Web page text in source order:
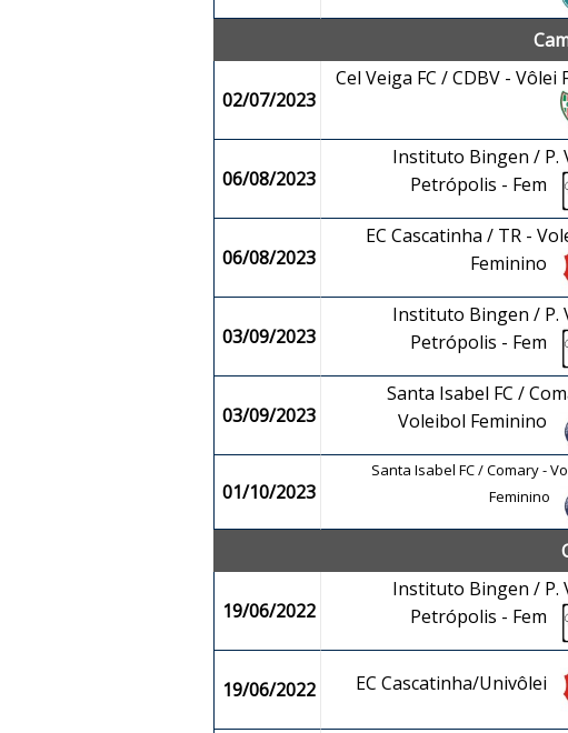
02/07/2023
Cel Veiga FC / CDBV - Vôlei
06/08/2023
Instituto Bingen / P.
Petrópolis - Fem
06/08/2023
EC Cascatinha / TR -
Feminino
03/09/2023
Instituto Bingen / P.
Petrópolis - Fem
03/09/2023
Santa Isabel FC /
Voleibol Feminino
01/10/2023
Santa Isabel FC / Comary -
Feminino
19/06/2022
Instituto Bingen / P.
Petrópolis - Fem
19/06/2022 EC Cascatinha/Univôlei